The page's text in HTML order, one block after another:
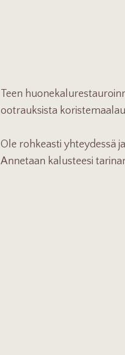
Teen
ootrauksista
Ole rohkeasti yhteydessä
Annetaan kalusteesi